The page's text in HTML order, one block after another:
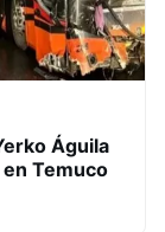
Águila
Temuco